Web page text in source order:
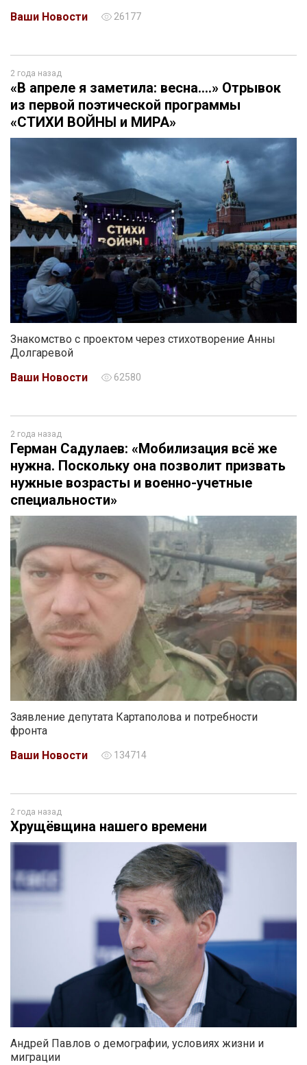
Ваши Новости 26177
2 года назад
«В апреле я заметила: весна….» Отрывок
из первой поэтической программы
«СТИХИ ВОЙНЫ и МИРА»
Знакомство с проектом через стихотворение Анны
Долгаревой
Ваши Новости
62580
2 года назад
Герман Садулаев: «Мобилизация всё же
нужна. Поскольку она позволит призвать
нужные возрасты и военно-учетные
специальности»
Заявление депутата Картаполова и потребности
фронта
Ваши Новости
134714
2 года назад
Хрущёвщина нашего времени
Андрей Павлов о демографии, условиях жизни и
миграции